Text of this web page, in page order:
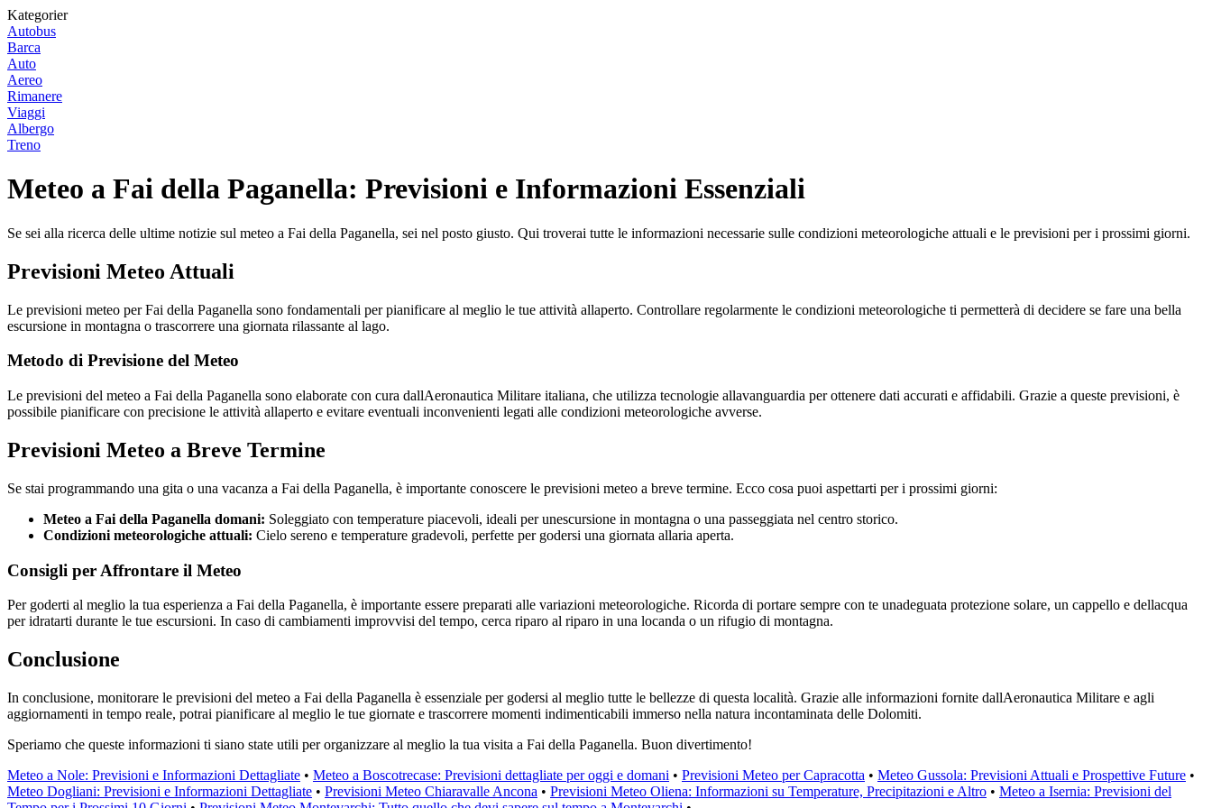
Kategorier
Autobus
Barca
Auto
Aereo
Rimanere
Viaggi
Albergo
Treno
Meteo a Fai della Paganella: Previsioni e Informazioni Essenziali
Se sei alla ricerca delle ultime notizie sul meteo a Fai della Paganella, sei nel posto giusto. Qui troverai tutte le informazioni necessarie sulle condizioni meteorologiche attuali e le previsioni per i prossimi giorni.
Previsioni Meteo Attuali
Le previsioni meteo per Fai della Paganella sono fondamentali per pianificare al meglio le tue attività allaperto. Controllare regolarmente le condizioni meteorologiche ti permetterà di decidere se fare una bella
escursione in montagna o trascorrere una giornata rilassante al lago.
Metodo di Previsione del Meteo
Le previsioni del meteo a Fai della Paganella sono elaborate con cura dallAeronautica Militare italiana, che utilizza tecnologie allavanguardia per ottenere dati accurati e affidabili. Grazie a queste previsioni, è
possibile pianificare con precisione le attività allaperto e evitare eventuali inconvenienti legati alle condizioni meteorologiche avverse.
Previsioni Meteo a Breve Termine
Se stai programmando una gita o una vacanza a Fai della Paganella, è importante conoscere le previsioni meteo a breve termine. Ecco cosa puoi aspettarti per i prossimi giorni:
Meteo a Fai della Paganella domani: Soleggiato con temperature piacevoli, ideali per unescursione in montagna o una passeggiata nel centro storico.
Condizioni meteorologiche attuali: Cielo sereno e temperature gradevoli, perfette per godersi una giornata allaria aperta.
Consigli per Affrontare il Meteo
Per goderti al meglio la tua esperienza a Fai della Paganella, è importante essere preparati alle variazioni meteorologiche. Ricorda di portare sempre con te unadeguata protezione solare, un cappello e dellacqua
per idratarti durante le tue escursioni. In caso di cambiamenti improvvisi del tempo, cerca riparo al riparo in una locanda o un rifugio di montagna.
Conclusione
In conclusione, monitorare le previsioni del meteo a Fai della Paganella è essenziale per godersi al meglio tutte le bellezze di questa località. Grazie alle informazioni fornite dallAeronautica Militare e agli
aggiornamenti in tempo reale, potrai pianificare al meglio le tue giornate e trascorrere momenti indimenticabili immerso nella natura incontaminata delle Dolomiti.
Speriamo che queste informazioni ti siano state utili per organizzare al meglio la tua visita a Fai della Paganella. Buon divertimento!
Meteo a Nole: Previsioni e Informazioni Dettagliate • Meteo a Boscotrecase: Previsioni dettagliate per oggi e domani • Previsioni Meteo per Capracotta • Meteo Gussola: Previsioni Attuali e Prospettive Future •
Meteo Dogliani: Previsioni e Informazioni Dettagliate • Previsioni Meteo Chiaravalle Ancona • Previsioni Meteo Oliena: Informazioni su Temperature, Precipitazioni e Altro • Meteo a Isernia: Previsioni del